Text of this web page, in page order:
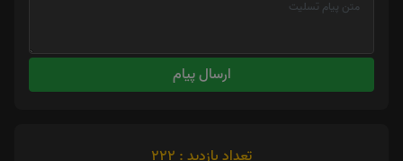
ارسال پیام
تعداد بازدید : 222